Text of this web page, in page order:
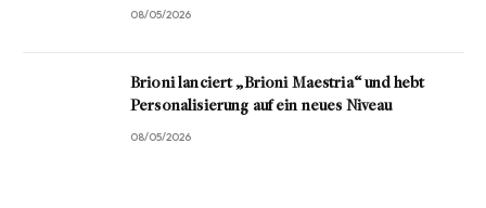
08/05/2026
Brioni lanciert „Brioni Maestria“ und hebt
Personalisierung auf ein neues Niveau
08/05/2026